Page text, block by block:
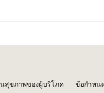
สุขภาพของผู้บริโภค ข้อกำหน